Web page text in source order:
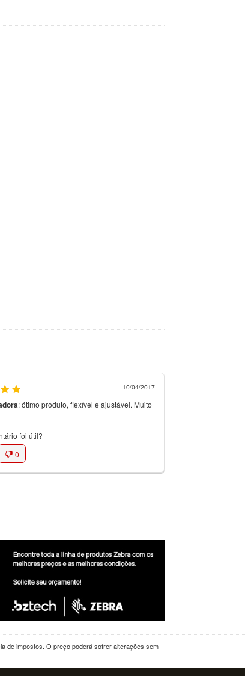
10/04/2017
:ótimo produto, flexível e ajustável. Muito
foi útil?
0
de impostos. O preço poderá sofrer alterações sem